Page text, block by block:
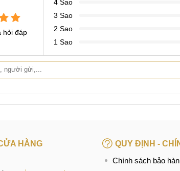
Địa chỉ thay vỏ điện
cao cấp, hiện đại hàng đầu hiện nay.
giá Thay xương, vỏ Samsung Galaxy A11